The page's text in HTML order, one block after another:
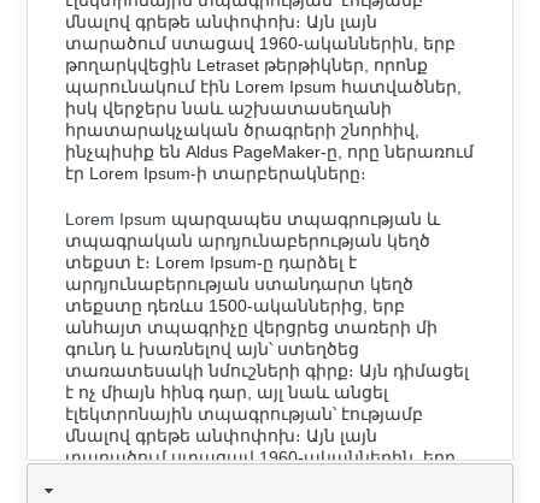
մնալով գրեթե անփոփոխ։ Այն լայն
տարածում ստացավ 1960-ականներին, երբ
թողարկվեցին Letraset թերթիկներ, որոնք
պարունակում էին Lorem Ipsum հատվածներ,
իսկ վերջերս նաև աշխատասեղանի
հրատարակչական ծրագրերի շնորհիվ,
ինչպիսիք են Aldus PageMaker-ը, որը ներառում
էր Lorem Ipsum-ի տարբերակները։
Lorem Ipsum պարզապես տպագրության և
տպագրական արդյունաբերության կեղծ
տեքստ է։ Lorem Ipsum-ը դարձել է
արդյունաբերության ստանդարտ կեղծ
տեքստը դեռևս 1500-ականներից, երբ
անհայտ տպագրիչը վերցրեց տառերի մի
գունդ և խառնելով այն՝ ստեղծեց
տառատեսակի նմուշների գիրք։ Այն դիմացել
է ոչ միայն հինգ դար, այլ նաև անցել
էլեկտրոնային տպագրության՝ էությամբ
մնալով գրեթե անփոփոխ։ Այն լայն
տարածում ստացավ 1960-ականներին, երբ